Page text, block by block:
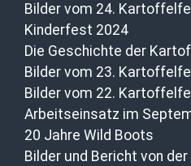
Bilder vom 24.
Kinderfest 2024
Die Geschichte der
Bilder vom 23.
Bilder vom 22.
Arbeitseinsatz im
20 Jahre Wild Boots
Bilder und Bericht von